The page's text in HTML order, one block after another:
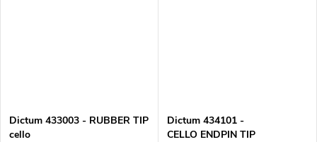
Dictum 433003 - RUBBER TIP
cello
Dictum 434101 -
CELLO ENDPIN TIP